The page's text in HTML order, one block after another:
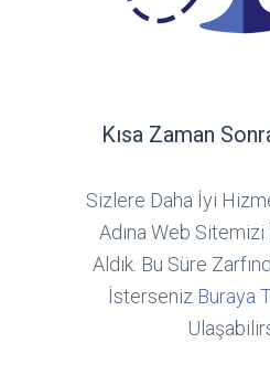
Kısa Zaman
Sizlere Daha İyi
Adına Web Sitemizi
Aldık. Bu Süre
İsterseniz Buraya